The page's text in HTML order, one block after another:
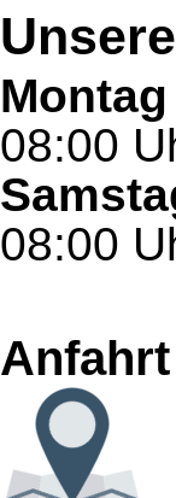
08:00
08:00
Anfahrt